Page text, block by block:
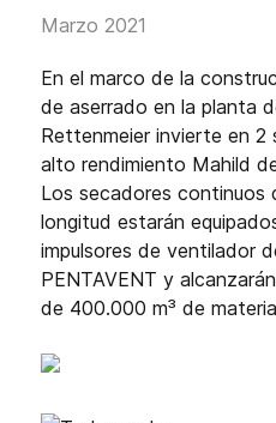
Marzo 2021
En el marco de la
de aserrado en la planta
Rettenmeier invierte en 2
alto rendimiento Mahild
Los secadores continuos
longitud estarán
impulsores de ventilador
PENTAVENT y
de 400.000 m³ de